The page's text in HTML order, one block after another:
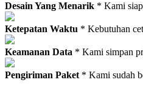
Desain Yang Menarik * Kami siap
Ketepatan Waktu * Kebutuhan
Keamanan Data * Kami simpan
Pengiriman Paket * Kami sudah